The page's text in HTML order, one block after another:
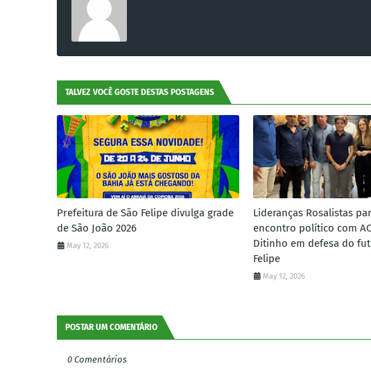
TALVEZ VOCÊ GOSTE DESTAS POSTAGENS
Prefeitura de São Felipe divulga grade
de São João 2026
May 12, 2026
Lideranças Rosalistas
encontro político com
Ditinho em defesa do
Felipe
May 12, 2026
POSTAR UM COMENTÁRIO
0 Comentários